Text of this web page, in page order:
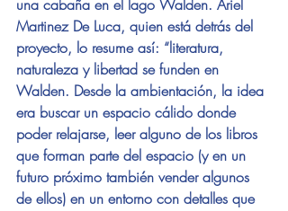
una cabaña en el lago Walden. Ariel
Martinez De Luca, quien está detrás del
proyecto, lo resume así: “literatura,
naturaleza y libertad se funden en
Walden. Desde la ambientación, la idea
era buscar un espacio cálido donde
poder relajarse, leer alguno de los libros
que forman parte del espacio (y en un
futuro próximo también vender algunos
de ellos) en un entorno con detalles que